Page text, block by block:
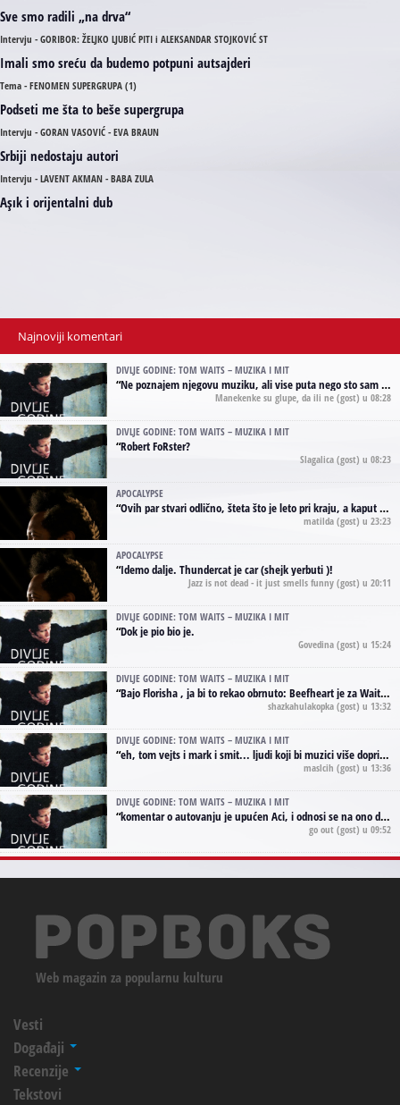
Sve smo radili „na drva“
Intervju - GORIBOR: ŽELJKO LJUBIĆ PITI i ALEKSANDAR STOJKOVIĆ ST
Imali smo sreću da budemo potpuni autsajderi
Tema - FENOMEN SUPERGRUPA (1)
Podseti me šta to beše supergrupa
Intervju - GORAN VASOVIĆ - EVA BRAUN
Srbiji nedostaju autori
Intervju - LAVENT AKMAN - BABA ZULA
Aşık i orijentalni dub
Najnoviji komentari
DIVLJE GODINE: TOM WAITS – MUZIKA I MIT
“Ne poznajem njegovu muziku, ali vise puta nego sto sam to zazeleo gledao sam njegove umjetnicke slike na raznim stranama interneta. Te stoga zakljucujem da je Tom Waits Lady Gaga muzike namrstenih, ma
Manekenke su glupe, da ili ne (gost) u 08:28
DIVLJE GODINE: TOM WAITS – MUZIKA I MIT
“Robert FoRster?
Slagalica (gost) u 08:23
APOCALYPSE
“Ovih par stvari odlično, šteta što je leto pri kraju, a kaput koji te vervoatno podseća na pirotski ćilim je iz tradicije Navaho indijanaca ;)
matilda (gost) u 23:23
APOCALYPSE
“Idemo dalje. Thundercat je car (shejk yerbuti )!
Jazz is not dead - it just smells funny (gost) u 20:11
DIVLJE GODINE: TOM WAITS – MUZIKA I MIT
“Dok je pio bio je.
Govedina (gost) u 15:24
DIVLJE GODINE: TOM WAITS – MUZIKA I MIT
“Bajo Florisha , ja bi to rekao obrnuto: Beefheart je za Waitsa, isto sto i Hendrix za Lenny Kravitza
shazkahulakopka (gost) u 13:32
DIVLJE GODINE: TOM WAITS – MUZIKA I MIT
“eh, tom vejts i mark i smit... ljudi koji bi muzici više doprineli da su radili kao vozači tramvaja u gsp-u.
maslcih (gost) u 13:36
DIVLJE GODINE: TOM WAITS – MUZIKA I MIT
“komentar o autovanju je upućen Aci, i odnosi se na ono drugo autovanje...'senzualnost Waitsa' ;)
go out (gost) u 09:52
Web magazin za popularnu kulturu
Vesti
Događaji
Recenzije
Tekstovi